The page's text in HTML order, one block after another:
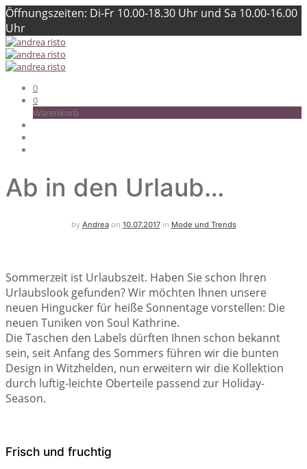
Öffnungszeiten: Di-Fr 10.00-18.30 Uhr und Sa 10.00-16.00
Uhr
0
0
Warenkorb
Ab in den Urlaub…
by Andreaon 10.07.2017in Mode und Trends
Sommerzeit ist Urlaubszeit. Haben Sie schon Ihren
Urlaubslook gefunden? Wir möchten Ihnen unsere
neuen Hingucker für heiße Sonnentage vorstellen: Die
neuen Tuniken von Soul Kathrine.
Die Taschen den Labels dürften Ihnen schon bekannt
sein, seit Anfang des Sommers führen wir die bunten
Design in Witzhelden, nun erweitern wir die Kollektion
durch luftig-leichte Oberteile passend zur Holiday-
Season.
Frisch und fruchtig